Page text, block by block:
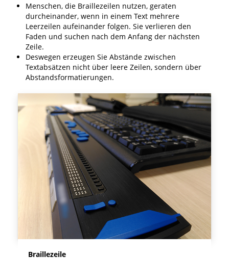
Menschen, die Braillezeilen nutzen, geraten
durcheinander, wenn in einem Text mehrere
Leerzeilen aufeinander folgen. Sie verlieren den
Faden und suchen nach dem Anfang der nächsten
Zeile.
Deswegen erzeugen Sie Abstände zwischen
Textabsätzen nicht über leere Zeilen, sondern über
Abstandsformatierungen.
Braillezeile